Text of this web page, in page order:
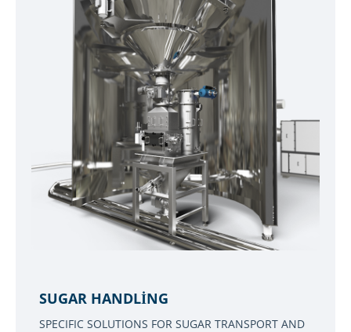
SUGAR HANDLING
SPECIFIC SOLUTIONS FOR SUGAR TRANSPORT AND